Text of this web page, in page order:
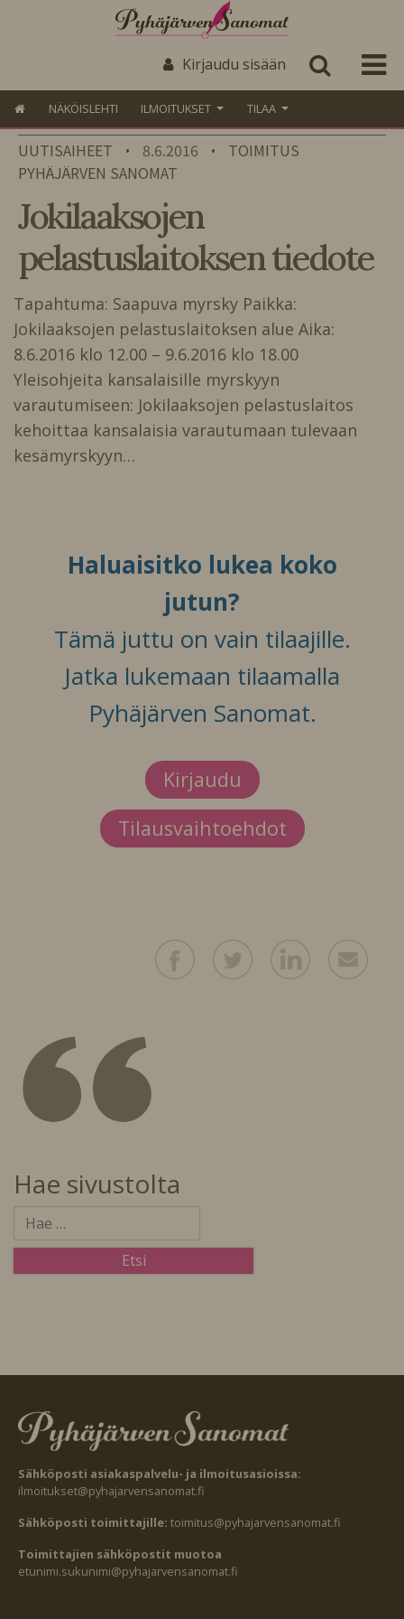
Kirjaudu sisään
NÄKÖISLEHTI ILMOITUKSET TILAA
UUTISAIHEET • 8.6.2016 •
TOIMITUS
PYHÄJÄRVEN SANOMAT
Jokilaaksojen
pelastuslaitoksen tiedote
Tapahtuma: Saapuva myrsky Paikka:
Jokilaaksojen pelastuslaitoksen alue Aika:
8.6.2016 klo 12.00 – 9.6.2016 klo 18.00
Yleisohjeita kansalaisille myrskyyn
varautumiseen: Jokilaaksojen pelastuslaitos
kehoittaa kansalaisia varautumaan tulevaan
kesämyrskyyn…
Haluaisitko lukea koko
jutun?
Tämä juttu on vain tilaajille.
Jatka lukemaan tilaamalla
Pyhäjärven Sanomat.
Kirjaudu
Tilausvaihtoehdot
Hae sivustolta
Sähköposti asiakaspalvelu- ja ilmoitusasioissa:
ilmoitukset@pyhajarvensanomat.fi
Sähköposti toimittajille: toimitus@pyhajarvensanomat.fi
Toimittajien sähköpostit muotoa
etunimi.sukunimi@pyhajarvensanomat.fi